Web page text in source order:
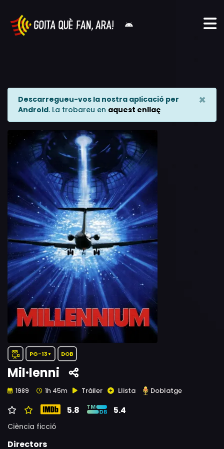
Descarregueu-vos la nostra aplicació per
Android. La trobareu en aquest enllaç
×
PG-13+ DOB
Mil·lenni
1989 1h 45m Tràiler Llista Doblatge
5.8 5.4
Ciència ficció
Directors